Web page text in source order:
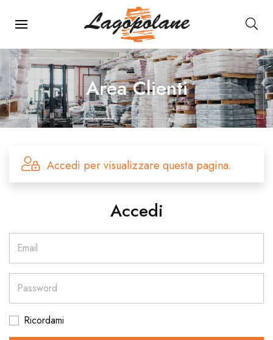
Menu Principale
Area Clienti
Accedi per visualizzare questa pagina.
Accedi
Email
Password
Ricordami